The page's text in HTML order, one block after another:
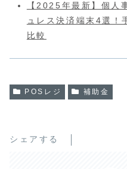
【2025年最新】個人
ュレス決済端末4選！
比較
POSレジ 補助金
シェアする